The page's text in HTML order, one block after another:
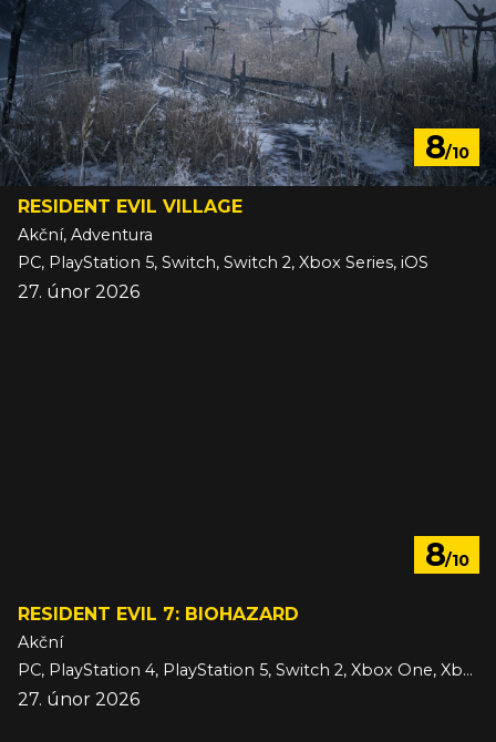
8/10
RESIDENT EVIL VILLAGE
Akční, Adventura
PC, PlayStation 5, Switch, Switch 2, Xbox Series, iOS
27. únor 2026
8/10
RESIDENT EVIL 7: BIOHAZARD
Akční
PC, PlayStation 4, PlayStation 5, Switch 2, Xbox One, Xbox Series
27. únor 2026